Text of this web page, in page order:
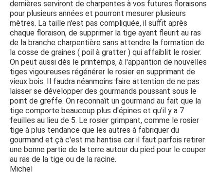
dernières serviront de charpentes à vos futures floraisons
pour plusieurs années et pourront mesurer plusieurs
mètres. La taille n'est pas compliquée, il suffit après
chaque floraison, de supprimer la tige ayant fleurit au ras
de la branche charpentière sans attendre la formation de
la cosse de graines ( poil à gratter ) qui affaiblit le rosier.
On peut aussi dès le printemps, à l'apparition de nouvelles
tiges vigoureuses régénérer le rosier en supprimant de
vieux bois. Il faudra néanmoins faire attention de ne pas
laisser se développer des gourmands poussant sous le
point de greffe. On reconnaît un gourmand au fait que la
tige comporte beaucoup plus d'épines et qu'il y a 7
feuilles au lieu de 5. Le rosier grimpant, comme le rosier
tige à plus tendance que les autres à fabriquer du
gourmand et çà c'est ma hantise car il faut parfois retirer
une bonne partie de la terre autour du pied pour le couper
au ras de la tige ou de la racine.
Michel